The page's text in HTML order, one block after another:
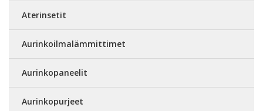
Aterinsetit
Aurinkoilmalämmittimet
Aurinkopaneelit
Aurinkopurjeet